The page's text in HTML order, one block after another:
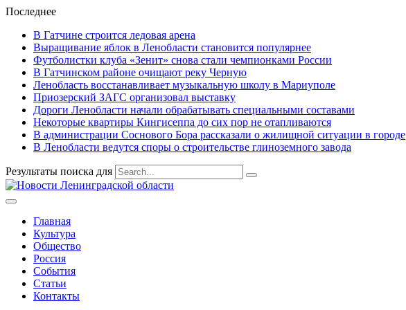
Последнее
В Гатчине строится ледовая арена
Выращивание яблок в Ленобласти становится популярнее
Футболистки клуба «Зенит» снова стали чемпионками России
В Гатчинском районе очищают реку Черную
Ленобласть восстанавливает музыкальную школу в Мариуполе
Приозерский ЗАГС организовал выставку
Дороги Ленобласти начали обрабатывать специальными составами
Некоторые квартиры Кингисеппа до сих пор не отапливаются
В администрации Соснового Бора рассказали о жилищной ситуации в городе
В Ленобласти ведутся споры о строительстве глиноземного завода
Результаты поиска для
Главная
Культура
Общество
Россия
События
Статьи
Контакты